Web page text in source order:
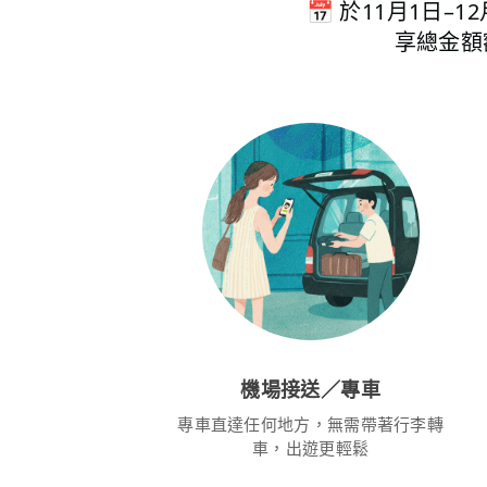
📅 於11月1日–12
享總金
機場接送／專車
專車直達任何地方，無需帶著行李轉
車，出遊更輕鬆